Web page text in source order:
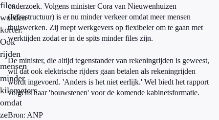
files
worden
korter.
Ook
rijden
mensen
minder
kilometers
omdat
ze
onderzoek. Volgens minister Cora van Nieuwenhuizen
(Infrastructuur) is er nu minder verkeer omdat meer mensen
thuiswerken. Zij roept werkgevers op flexibeler om te gaan met
werktijden zodat er in de spits minder files zijn.
De minister, die altijd tegenstander van rekeningrijden is geweest,
wil dat ook elektrische rijders gaan betalen als rekeningrijden
wordt ingevoerd. 'Anders is het niet eerlijk.' Wel biedt het rapport
volgens haar 'bouwstenen' voor de komende kabinetsformatie.
Bron: ANP